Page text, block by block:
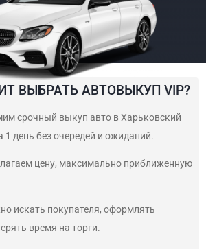
ВЫБРАТЬ АВТОВЫКУП VIP?
срочный выкуп авто в Харьковский
1 день без очередей и ожиданий.
цену, максимально приближенную
искать покупателя, оформлять
время на торги.